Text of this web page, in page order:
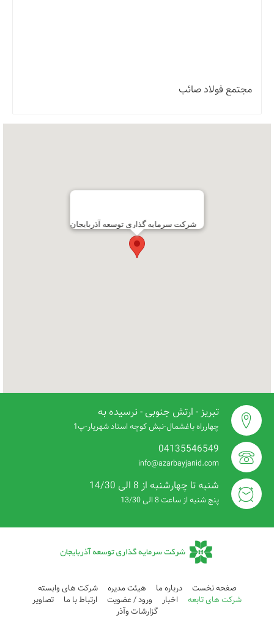
مجتمع فولاد صائب
شرکت سرمایه گذاری توسعه آذربایجان
تبریز - ارتش جنوبی - نرسیده به
چهارراه باغشمال-نبش کوچه استاد شهریار-پ1
04135546549
info@azarbayjanid.com
شنبه تا چهارشنبه از 8 الی 14/30
پنج شنبه از ساعت 8 الی 13/30
صفحه نخست درباره ما هيئت مديره
شرکت های وابسته
شرکت های تابعه
اخبار ورود / عضویت ارتباط با ما
تصاویر
گزارشات وآذر